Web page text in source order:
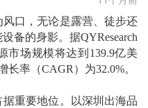
口，无论是露营、徒步还
备的身影。据QYResearch
市场规模将达到139.9亿美
长率（CAGR）为32.0%。
重要地位。以深圳出海品